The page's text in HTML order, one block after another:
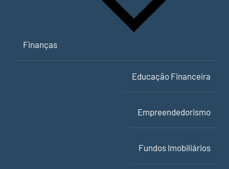
Finanças
Educação Financeira
Empreendedorismo
Fundos Imobiliários